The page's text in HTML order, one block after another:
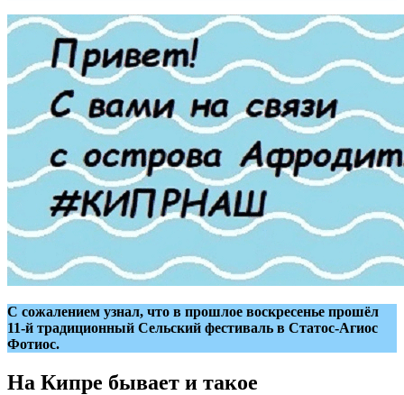
С сожалением узнал, что в прошлое воскресенье прошёл
11-й традиционный Сельский фестиваль в Статос-Агиос
Фотиос.
На Кипре бывает и такое